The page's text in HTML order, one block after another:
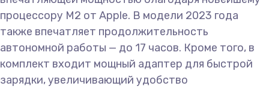
процессору M2 от Apple. В модели 2023 года
также впечатляет продолжительность
автономной работы — до 17 часов. Кроме того, в
комплект входит мощный адаптер для быстрой
зарядки, увеличивающий удобство